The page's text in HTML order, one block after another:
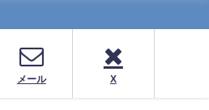
メール X